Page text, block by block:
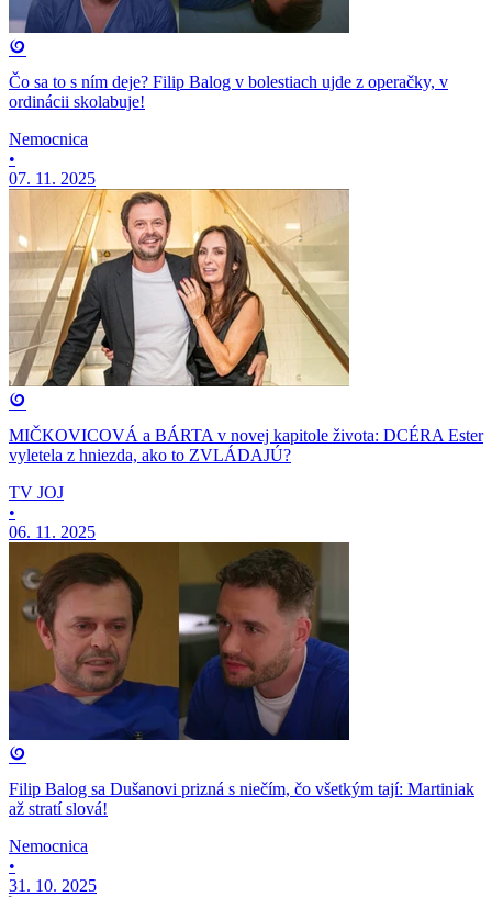
Čo sa to s ním deje? Filip Balog v bolestiach ujde z operačky, v
ordinácii skolabuje!
Nemocnica
•
07. 11. 2025
MIČKOVICOVÁ a BÁRTA v novej kapitole života: DCÉRA Ester
vyletela z hniezda, ako to ZVLÁDAJÚ?
TV JOJ
•
06. 11. 2025
Filip Balog sa Dušanovi prizná s niečím, čo všetkým tají: Martiniak
až stratí slová!
Nemocnica
•
31. 10. 2025